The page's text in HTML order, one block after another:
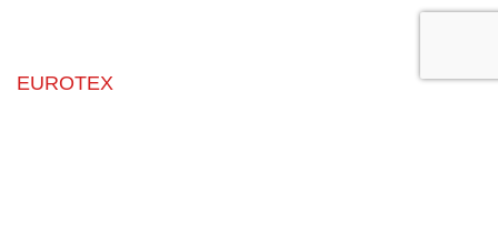
EUROTEX